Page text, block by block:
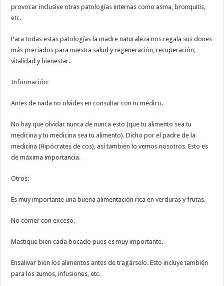
provocar inclusive otras patologías internas como asma, bronquitis,
etc.
Para todas estas patologías la madre naturaleza nos regala sus dones
más preciados para nuestra salud y regeneración, recuperación,
vitalidad y bienestar.
Información:
Antes de nada no olvides en consultar con tu médico.
No hay que olvidar nunca de nunca esto (que tu alimento sea tu
medicina y tu medicina sea tu alimento). Dicho por el padre de la
medicina (Hipócrates de cos), así también lo vemos nosotros. Esto es
de máxima importancia.
Otros:
Es muy importante una buena alimentación rica en verduras y frutas.
No comer con exceso.
Mastique bien cada bocado pues es muy importante.
Ensalivar bien los alimentos antes de tragárselo. Esto incluye también
para los zumos, infusiones, etc.